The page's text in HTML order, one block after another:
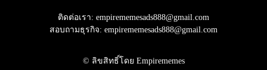
ติดต่อเรา: empirememesads888@gmail.com
สอบถามธุรกิจ: empirememesads888@gmail.com
© ลิขสิทธิ์โดย Empirememes